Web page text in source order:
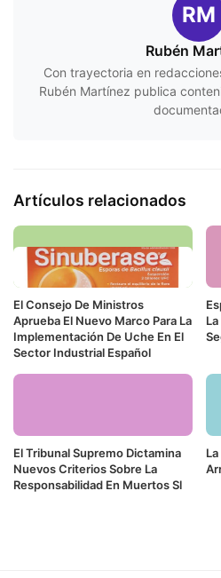
RM
Rubén
Con trayectoria en
Rubén Martínez publica
Artículos relacionados
El Consejo De Ministros
Aprueba El Nuevo Marco Para La
Implementación De Uche En El
Sector Industrial Español
El Tribunal Supremo Dictamina
Nuevos Criterios Sobre La
Responsabilidad En Muertos Sl